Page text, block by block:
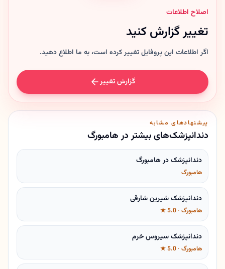
اصلاح اطلاعات
تغییر گزارش کنید
اگر اطلاعات این پروفایل تغییر کرده است، به ما اطلاع دهید.
گزارش تغییر
پیشنهادهای مشابه
دندانپزشک‌های بیشتر در هامبورگ
دندانپزشک در هامبورگ
هامبورگ
دندانپزشک شیرین شارقی
هامبورگ · 5.0 ★
دندانپزشک سیروس خرم
هامبورگ · 5.0 ★